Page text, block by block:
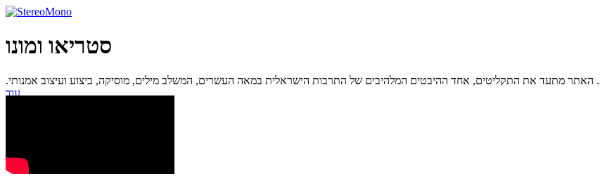
סטריאו ומונו
האתר מתעד את התקליטים, אחד ההיבטים המלהיבים של התרבות הישראלית במאה העשרים, המשלב מילים, מוסיקה, ביצוע ועיצוב אמנותי.
עוד...